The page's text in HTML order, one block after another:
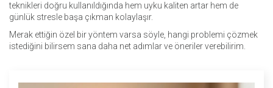
teknikleri doğru kullanıldığında hem uyku kaliten artar hem de
günlük stresle başa çıkman kolaylaşır.
Merak ettiğin özel bir yöntem varsa söyle, hangi problemi çözmek
istediğini bilirsem sana daha net adımlar ve öneriler verebilirim.